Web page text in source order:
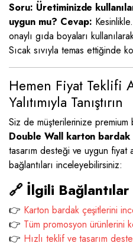
Soru: Üretiminizde
uygun mu? Cevap:
onaylı gıda boyaları
Sıcak sıvıyla temas ettiğinde
Hemen Fiyat Teklifi
Yalıtımıyla Tanıştırın
Siz de müşterilerinize premium
Double Wall karton bardak
tasarım desteği ve uygun fiyat
bağlantıları inceleyebilirsiniz:
🔗 İlgili Bağlantılar
👉 Karton bardak çeşitlerini
👉 Tüm promosyon ürünlerini
👉 Hızlı teklif ve tasarım